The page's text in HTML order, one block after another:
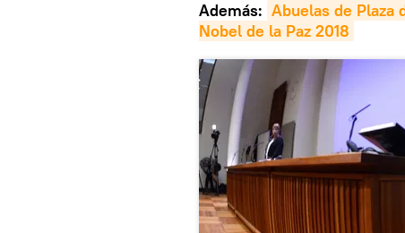
Además: Abuelas de Plaza
Nobel de la Paz 2018